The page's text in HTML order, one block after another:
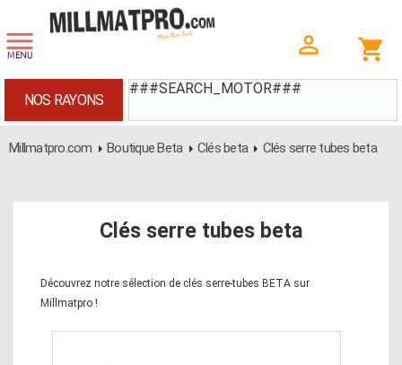
###SEARCH_MOTOR###
NOS RAYONS
Millmatpro.com Boutique Beta Clés beta Clés serre tubes beta
Clés serre tubes beta
Découvrez notre sélection de clés serre-tubes BETA sur
Millmatpro !